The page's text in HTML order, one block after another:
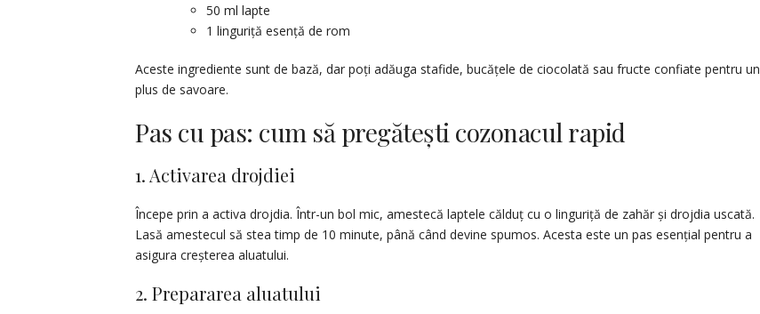
50 ml lapte
1 linguriță esență de rom
Aceste ingrediente sunt de bază, dar poți adăuga stafide, bucățele de ciocolată sau fructe confiate pentru un
plus de savoare.
Pas cu pas: cum să pregătești cozonacul rapid
1. Activarea drojdiei
Începe prin a activa drojdia. Într-un bol mic, amestecă laptele călduț cu o linguriță de zahăr și drojdia uscată.
Lasă amestecul să stea timp de 10 minute, până când devine spumos. Acesta este un pas esențial pentru a
asigura creșterea aluatului.
2. Prepararea aluatului